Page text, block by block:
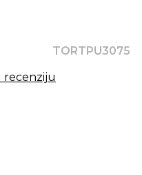
TORTPU3075
recenziju